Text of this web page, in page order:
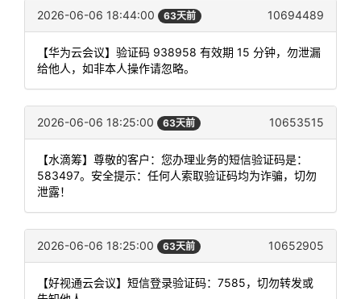
2026-06-06 18:44:00 63天前 10694489
【华为云会议】验证码 938958 有效期 15 分钟，勿泄漏
给他人，如非本人操作请忽略。
2026-06-06 18:25:00 63天前 10653515
【水滴筹】尊敬的客户：您办理业务的短信验证码是：
583497。安全提示：任何人索取验证码均为诈骗，切勿
泄露！
2026-06-06 18:25:00 63天前 10652905
【好视通云会议】短信登录验证码：7585，切勿转发或